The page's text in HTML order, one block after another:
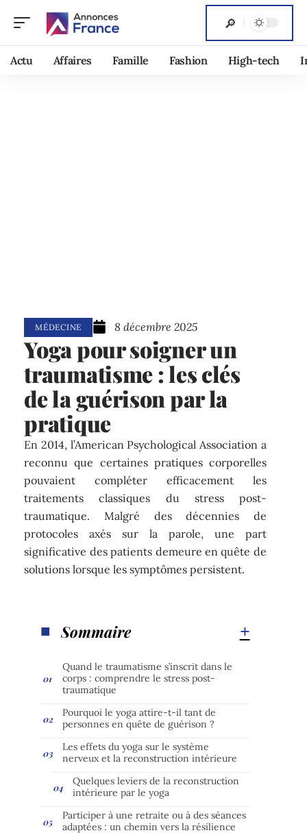
Actu Affaires Famille Fashion High-tech
MÉDECINE 8 décembre 2025
Yoga pour soigner un
traumatisme : les clés
de la guérison par la
pratique
En 2014, l’American Psychological Association a
reconnu que certaines pratiques corporelles
pouvaient compléter efficacement les
traitements classiques du stress post-
traumatique. Malgré des décennies de
protocoles axés sur la parole, une part
significative des patients demeure en quête de
solutions lorsque les symptômes persistent.
Sommaire
Quand le traumatisme s’inscrit dans le
corps : comprendre le stress post-
traumatique
Pourquoi le yoga attire-t-il tant de
personnes en quête de guérison ?
Les effets du yoga sur le système
nerveux et la reconstruction intérieure
Quelques leviers de la reconstruction
intérieure par le yoga
Participer à une retraite ou à des séances
adaptées : un chemin vers la résilience